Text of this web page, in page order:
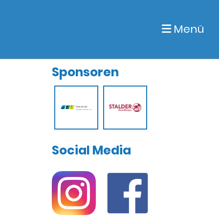
Menü
Sponsoren
Social Media